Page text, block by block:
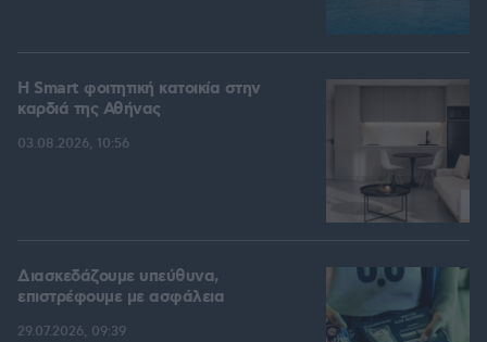
Η Smart φοιτητική κατοικία στην
καρδιά της Αθήνας
03.08.2026, 10:56
Διασκεδάζουμε υπεύθυνα,
επιστρέφουμε με ασφάλεια
29.07.2026, 09:39